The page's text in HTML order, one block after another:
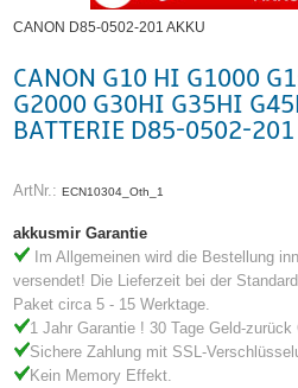
CANON D85-0502-201 AKKU
CANON G10 HI G1000
G2000 G30HI G35HI
BATTERIE D85-0502-
ArtNr.:ECN10304_Oth_1
akkusmir Garantie
Im Allgemeinen wird die Bestellung
versendet! Die Lieferzeit bei der
Paket circa 5 - 15 Werktage.
1 Jahr Garantie ! 30 Tage Geld-zurück
Sichere Zahlung mit SSL-
Kein Memory Effekt.